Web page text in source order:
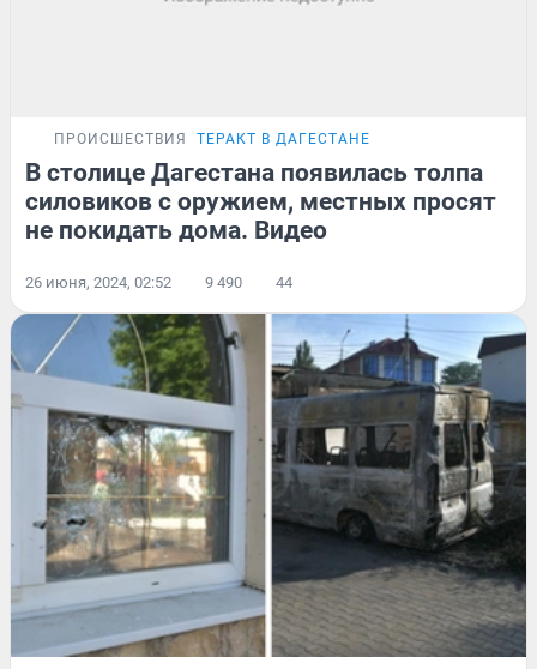
ПРОИСШЕСТВИЯ ТЕРАКТ В ДАГЕСТАНЕ
В столице Дагестана появилась толпа
силовиков с оружием, местных просят
не покидать дома. Видео
26 июня, 2024, 02:52 9 490 44